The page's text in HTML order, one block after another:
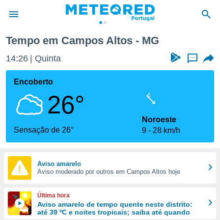
da
foi
fornecidas
a este
das
e
forma
digital
Tempo em Campos Altos - MG
14:26 Quinta ...
Encoberto
26°
Sensação de 26°
Noroeste
9
28 km/h
Aviso amarelo
Aviso moderado por outros em Campos Altos hoje
Última hora
Aviso amarelo de tempo quente neste distrito:
até 39 ºC e noites tropicais; saiba até quando